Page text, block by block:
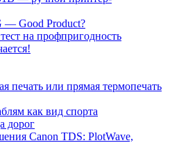
— Good Product?
на профпригодность
печать или прямая термопечать
как вид спорта
дорог
Canon TDS: PlotWave,